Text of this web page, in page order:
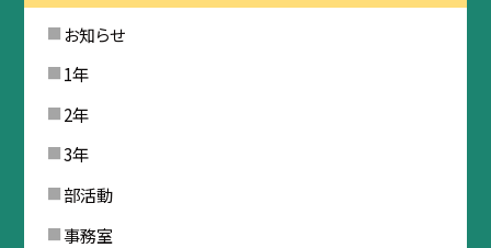
お知らせ
1年
2年
3年
部活動
事務室